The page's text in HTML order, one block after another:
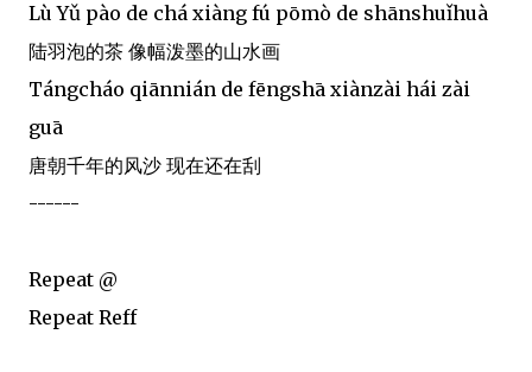
Lù Yǔ pào de chá xiàng fú pōmò de shānshuǐhuà
陆羽泡的茶 像幅泼墨的山水画
Tángcháo qiānnián de fēngshā xiànzài hái zài
guā
唐朝千年的风沙 现在还在刮
------
Repeat @
Repeat Reff